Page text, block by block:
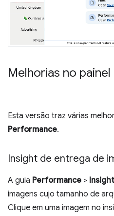
Melhorias no
Esta versão traz várias
Performance.
Insight de entrega de
A guia Performance >
imagens cujo tamanho de
Clique em uma imagem no